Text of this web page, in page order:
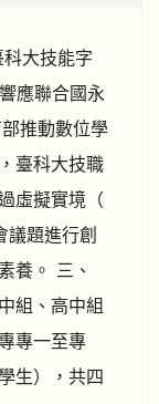
大技能字
應聯合國永
推動數位學
臺科大技職
虛擬實境（
議題進行創
養。 三、
組、高中組
專一至專
生），共四